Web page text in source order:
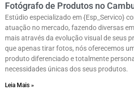
Fotógrafo de Produtos no
Estúdio especializado em {Esp_Servico}
atuação no mercado, fazendo diversas
mais através da evolução visual de seus
que apenas tirar fotos, nós oferecemos
produto diferenciado e totalmente
necessidades únicas dos seus produtos.
Leia Mais »